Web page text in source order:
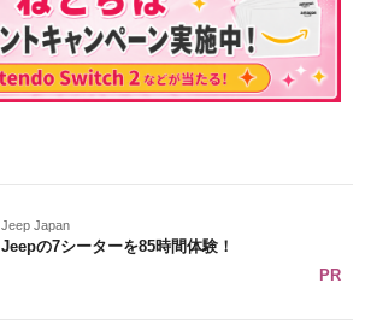
Jeep Japan
Jeepの7シーターを85時間体験！
PR